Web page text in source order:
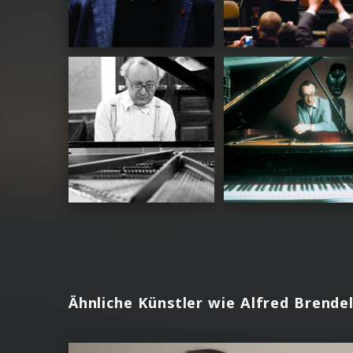
Ähnliche Künstler wie Alfred Brendel